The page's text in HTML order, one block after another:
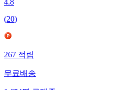
4.8
(20)
267적립
무료배송